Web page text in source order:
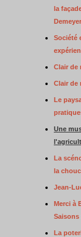
la
Demeyer
Société
Clair de
Clair de
Le
Une
La
la
Jean-
Merci à
Saisons
La